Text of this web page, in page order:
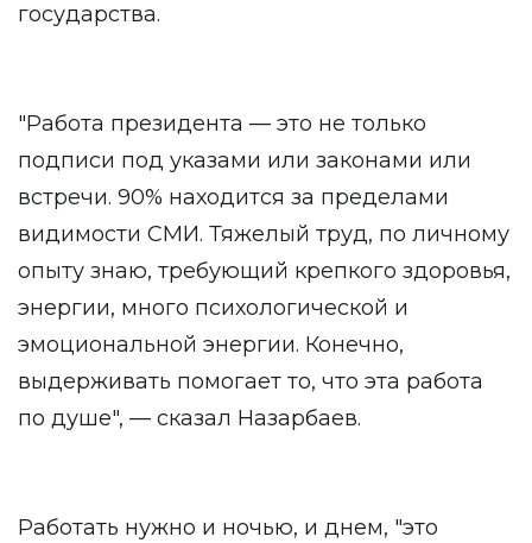
государства.
"Работа президента — это не только
подписи под указами или законами или
встречи. 90% находится за пределами
видимости СМИ. Тяжелый труд, по личному
опыту знаю, требующий крепкого здоровья,
энергии, много психологической и
эмоциональной энергии. Конечно,
выдерживать помогает то, что эта работа
по душе", — сказал Назарбаев.
Работать нужно и ночью, и днем, "это